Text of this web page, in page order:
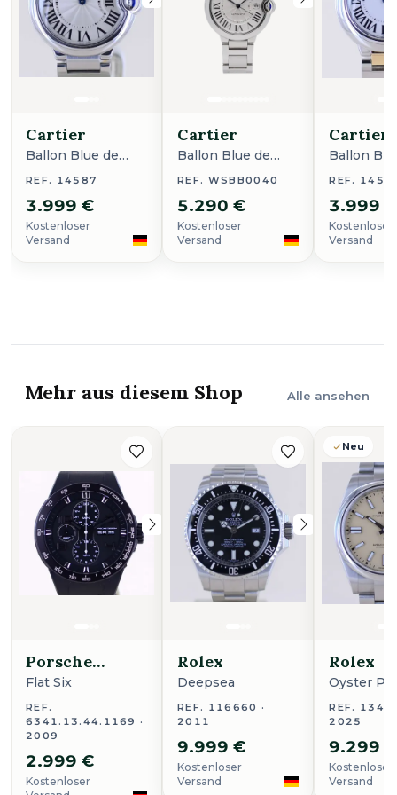
Cartier
Ballon Blue de
Cartier
REF. 14587
3.999 €
Kostenloser
Versand
Cartier
Ballon Blue de
Cartier
REF. WSBB0040
5.290 €
Kostenloser
Versand
Cartier
Ballon
Cartier
REF.
3.999 €
Kostenloser
Versand
Mehr aus diesem Shop Alle ansehen
Porsche
Design
Flat Six
REF.
6341.13.44.1169 ·
2009
2.999 €
Kostenloser
Rolex
Deepsea
REF. 116660 ·
2011
9.999 €
Kostenloser
Versand
Neu
Rolex
Oyster
REF.
2025
9.299 €
Kostenloser
Versand